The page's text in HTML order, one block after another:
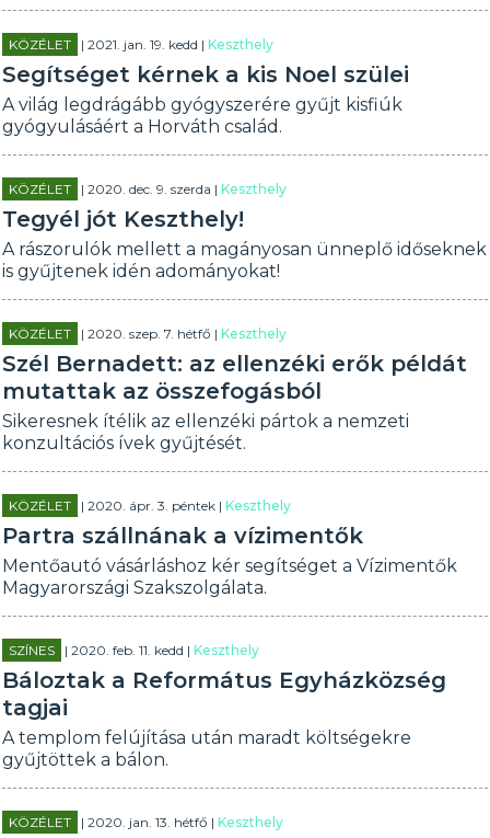
KÖZÉLET | 2021. jan. 19. kedd |Keszthely
Segítséget kérnek a kis Noel szülei
A világ legdrágább gyógyszerére gyűjt kisfiúk
gyógyulásáért a Horváth család.
KÖZÉLET | 2020. dec. 9. szerda |Keszthely
Tegyél jót Keszthely!
A rászorulók mellett a magányosan ünneplő időseknek
is gyűjtenek idén adományokat!
KÖZÉLET | 2020. szep. 7. hétfő |Keszthely
Szél Bernadett: az ellenzéki erők példát
mutattak az összefogásból
Sikeresnek ítélik az ellenzéki pártok a nemzeti
konzultációs ívek gyűjtését.
KÖZÉLET | 2020. ápr. 3. péntek |Keszthely
Partra szállnának a vízimentők
Mentőautó vásárláshoz kér segítséget a Vízimentők
Magyarországi Szakszolgálata.
SZÍNES | 2020. feb. 11. kedd |Keszthely
Báloztak a Református Egyházközség
tagjai
A templom felújítása után maradt költségekre
gyűjtöttek a bálon.
KÖZÉLET | 2020. jan. 13. hétfő |Keszthely